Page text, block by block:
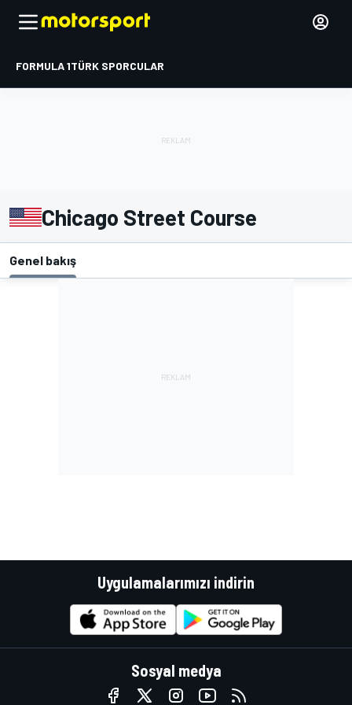
FORMULA 1TÜRK SPORCULAR
Chicago Street Course
Genel bakış
Uygulamalarımızı indirin
Sosyal medya